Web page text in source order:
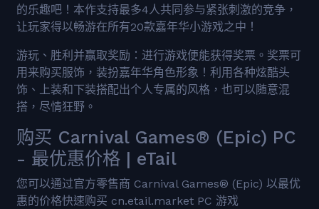
的乐趣吧！本作支持最多4人共同参与紧张刺激的竞争，
让玩家得以畅游在所有20款嘉年华小游戏之中！
游玩、胜利并赢取奖励：进行游戏便能获得奖票。奖票可
用来购买服饰，装扮嘉年华角色形象！利用各种炫酷头
饰、上装和下装搭配出个人专属的风格，也可以随意混
搭，尽情狂野。
购买 Carnival Games® (Epic) PC
- 最优惠价格 | eTail
您可以通过官方零售商 Carnival Games® (Epic) 以最优
惠的价格快速购买 cn.etail.market PC 游戏